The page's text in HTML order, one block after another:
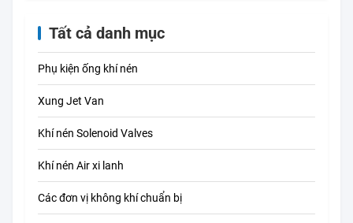
Tất cả danh mục
Phụ kiện ống khí nén
Xung Jet Van
Khí nén Solenoid Valves
Khí nén Air xi lanh
Các đơn vị không khí chuẩn bị